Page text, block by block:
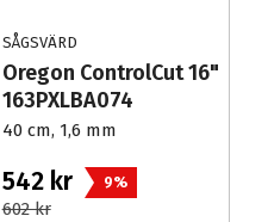
SÅGSVÄRD
Oregon ControlCut 16"
163PXLBA074
40 cm, 1,6 mm
542 kr 9%
602 kr